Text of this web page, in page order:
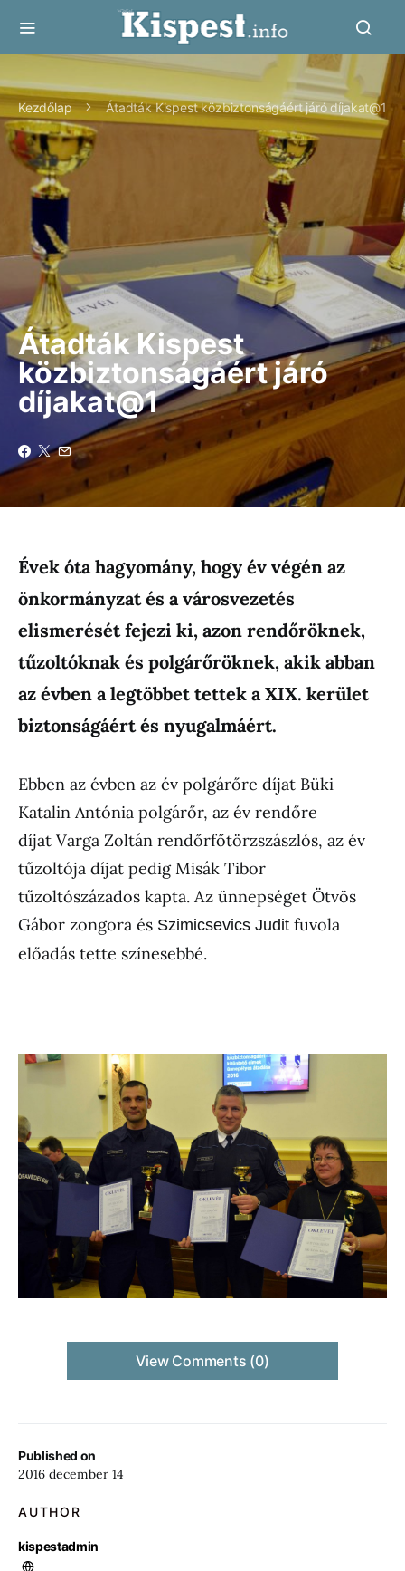
Kezdőlap Átadták Kispest közbiztonságáért járó díjakat@1
Átadták Kispest
közbiztonságáért járó
díjakat@1
Published on
2016 december 14
AUTHOR
kispestadmin
Évek óta hagyomány, hogy év végén az
önkormányzat és a városvezetés
elismerését fejezi ki, azon rendőröknek,
tűzoltóknak és polgárőröknek, akik abban
az évben a legtöbbet tettek a XIX. kerület
biztonságáért és nyugalmáért.
Ebben az évben az év polgárőre díjat Büki
Katalin Antónia polgárőr, az év rendőre
díjat Varga Zoltán rendőrfőtörzszászlós, az év
tűzoltója díjat pedig Misák Tibor
tűzoltószázados kapta. Az ünnepséget Ötvös
Gábor zongora és Szimicsevics Judit fuvola
előadás tette színesebbé.
View Comments (0)